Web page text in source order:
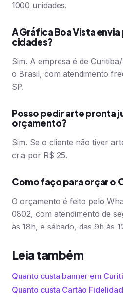
1000 unidades.
A Gráfica Boa Vista
cidades?
Sim. A empresa é de
o Brasil, com atendimento
SP.
Posso pedir arte pronta
orçamento?
Sim. Se o cliente não tiver
cria por R$ 25.
Como faço para orçar o
O orçamento é feito pelo
0802, com atendimento de
às 18h, e sábado, das 9h às
Leia também
Quanto custa banner em
Quanto custa Cartão